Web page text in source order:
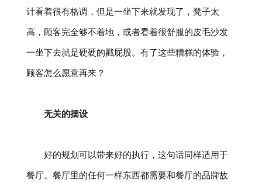
计看着很有格调，但是一坐下来就发现了，凳子太
高，顾客完全够不着地，或者看着很舒服的皮毛沙发
一坐下去就是硬硬的戳屁股。有了这些糟糕的体验，
顾客怎么愿意再来？
无关的摆设
好的规划可以带来好的执行，这句话同样适用于
餐厅。餐厅里的任何一样东西都需要和餐厅的品牌故